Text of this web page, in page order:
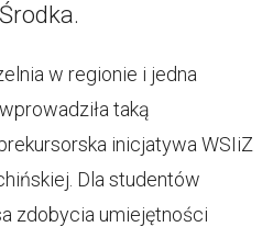
w regionie i jedna
taką
inicjatywa WSIiZ
Dla studentów
zdobycia umiejętności